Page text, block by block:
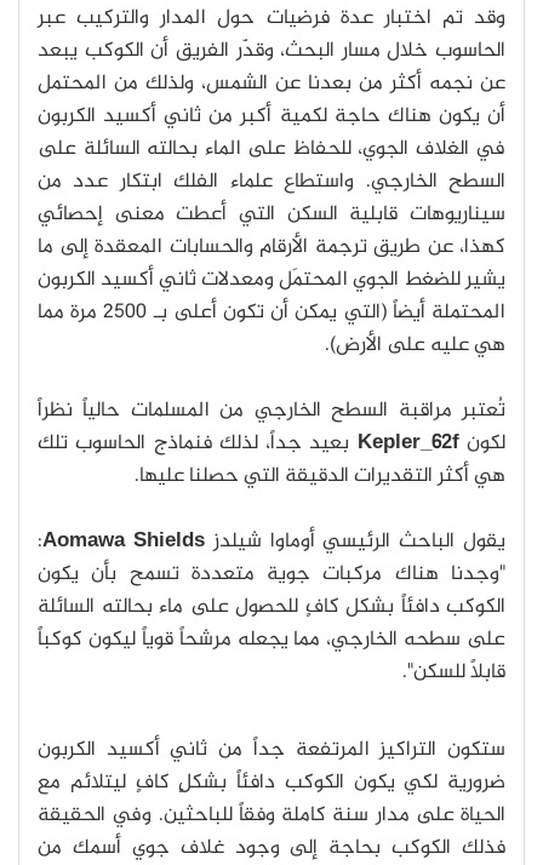
وقد تم اختبار عدة فرضيات حول المدار والتركيب عبر
الحاسوب خلال مسار البحث، وقدّر الفريق أن الكوكب يبعد
عن نجمه أكثر من بعدنا عن الشمس، ولذلك من المحتمل
أن يكون هناك حاجة لكمية أكبر من ثاني أكسيد الكربون
في الغلاف الجوي، للحفاظ على الماء بحالته السائلة على
السطح الخارجي. واستطاع علماء الفلك ابتكار عدد من
سيناريوهات قابلية السكن التي أعطت معنى إحصائي
كهذا، عن طريق ترجمة الأرقام والحسابات المعقدة إلى ما
يشير للضغط الجوي المحتمَل ومعدلات ثاني أكسيد الكربون
المحتملة أيضاً (التي يمكن أن تكون أعلى بـ 2500 مرة مما
هي عليه على الأرض).
تُعتبر مراقبة السطح الخارجي من المسلمات حالياً نظراً
لكونKepler_62f بعيد جداً، لذلك فنماذج الحاسوب تلك
هي أكثر التقديرات الدقيقة التي حصلنا عليها.
يقول الباحث الرئيسي أوماوا شيلدزAomawa Shields
:
"وجدنا هناك مركبات جوية متعددة تسمح بأن يكون
الكوكب دافئاً بشكل كافٍ للحصول على ماء بحالته السائلة
على سطحه الخارجي، مما يجعله مرشحاً قوياً ليكون كوكباً
قابلاً للسكن".
ستكون التراكيز المرتفعة جداً من ثاني أكسيد الكربون
ضرورية لكي يكون الكوكب دافئاً بشكلٍ كافٍ ليتلائم مع
الحياة على مدار سنة كاملة وفقاً للباحثين. وفي الحقيقة
فذلك الكوكب بحاجة إلى وجود غلاف جوي أسمك من